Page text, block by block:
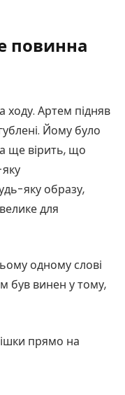
повинна
Артем підняв
Йому було
ще вірить, що
яку образу,
для
одному слові
був винен у тому,
прямо на